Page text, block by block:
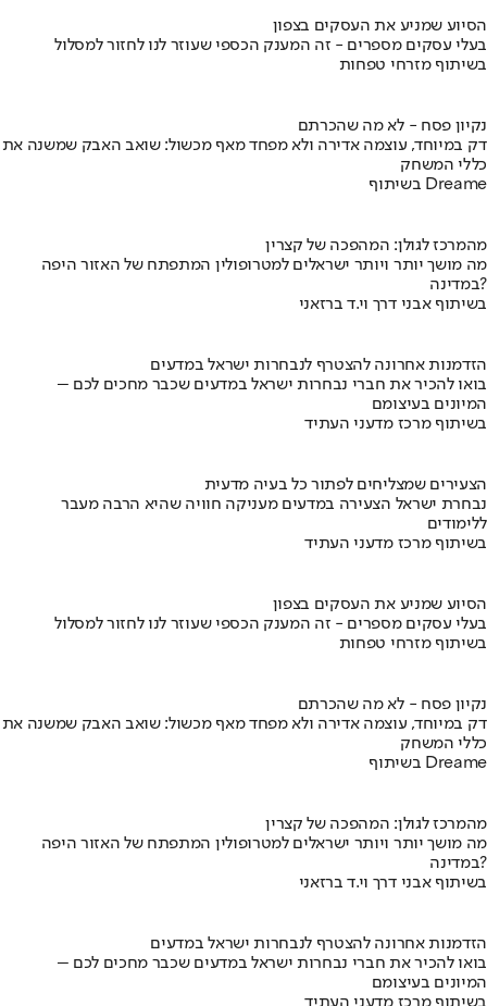
הסיוע שמניע את העסקים בצפון
בעלי עסקים מספרים - זה המענק הכספי שעוזר לנו לחזור למסלול
בשיתוף מזרחי טפחות
נקיון פסח - לא מה שהכרתם
דק במיוחד, עוצמה אדירה ולא מפחד מאף מכשול: שואב האבק שמשנה את
כללי המשחק
בשיתוף Dreame
מהמרכז לגולן: המהפכה של קצרין
מה מושך יותר ויותר ישראלים למטרופולין המתפתח של האזור היפה
במדינה?
בשיתוף אבני דרך וי.ד ברזאני
הזדמנות אחרונה להצטרף לנבחרות ישראל במדעים
בואו להכיר את חברי נבחרות ישראל במדעים שכבר מחכים לכם –
המיונים בעיצומם
בשיתוף מרכז מדעני העתיד
הצעירים שמצליחים לפתור כל בעיה מדעית
נבחרת ישראל הצעירה במדעים מעניקה חוויה שהיא הרבה מעבר
ללימודים
בשיתוף מרכז מדעני העתיד
הסיוע שמניע את העסקים בצפון
בעלי עסקים מספרים - זה המענק הכספי שעוזר לנו לחזור למסלול
בשיתוף מזרחי טפחות
נקיון פסח - לא מה שהכרתם
דק במיוחד, עוצמה אדירה ולא מפחד מאף מכשול: שואב האבק שמשנה את
כללי המשחק
בשיתוף Dreame
מהמרכז לגולן: המהפכה של קצרין
מה מושך יותר ויותר ישראלים למטרופולין המתפתח של האזור היפה
במדינה?
בשיתוף אבני דרך וי.ד ברזאני
הזדמנות אחרונה להצטרף לנבחרות ישראל במדעים
בואו להכיר את חברי נבחרות ישראל במדעים שכבר מחכים לכם –
המיונים בעיצומם